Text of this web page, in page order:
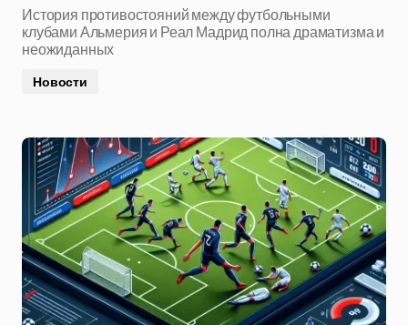
История противостояний между футбольными
клубами Альмерия и Реал Мадрид полна драматизма и
неожиданных
Новости